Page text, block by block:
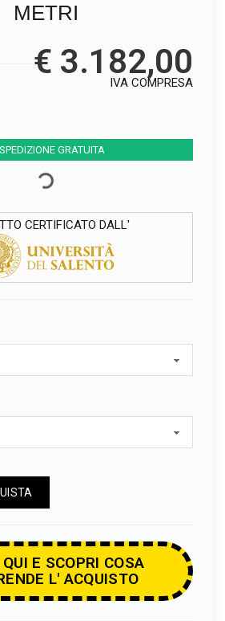
METRI
€ 3.182,00
IVA COMPRESA
SPEDIZIONE GRATUITA
CERTIFICATO DALL'
E SCOPRI COSA
L' ACQUISTO